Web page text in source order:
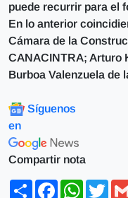
puede recurrir para el
En lo anterior
Cámara de la
CANACINTRA; Arturo
Burboa Valenzuela de
Síguenos
en
Compartir nota
ShareFacebook